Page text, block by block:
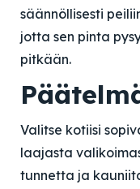
säännöllisesti
jotta sen pinta
pitkään.
Valitse kotiisi
laajasta
tunnetta ja